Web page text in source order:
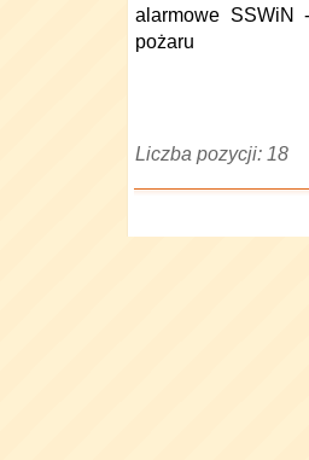
alarmowe SSWiN
pożaru
Liczba pozycji: 18